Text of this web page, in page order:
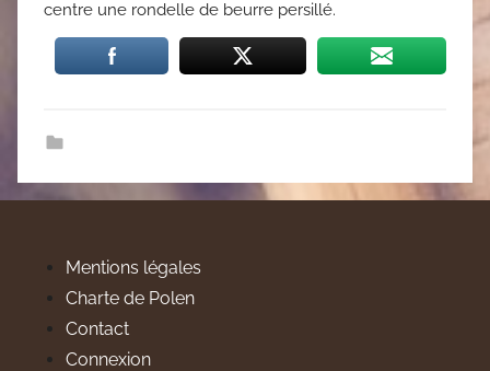
centre une rondelle de beurre persillé.
Mentions légales
Charte de Polen
Contact
Connexion